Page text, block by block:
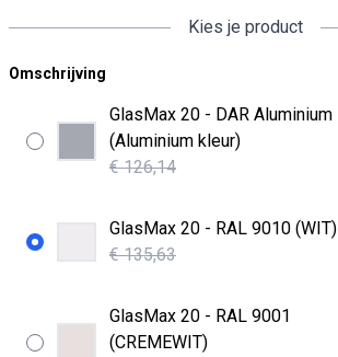
Kies je product
Omschrijving
GlasMax 20 - DAR Aluminium
(Aluminium kleur)
€ 126,14
GlasMax 20 - RAL 9010 (WIT)
€ 135,63
GlasMax 20 - RAL 9001
(CREMEWIT)